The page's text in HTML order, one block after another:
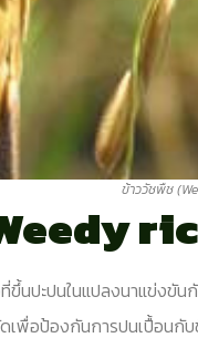
ข้าววัชพืช
ขึ้นปะปนในแปลงนาแข่งขั
พื่อป้องกันการปนเปื้อนกั